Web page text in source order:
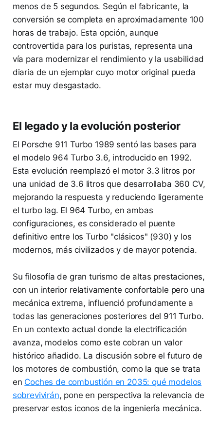
menos de 5 segundos. Según el fabricante, la
conversión se completa en aproximadamente 100
horas de trabajo. Esta opción, aunque
controvertida para los puristas, representa una
vía para modernizar el rendimiento y la usabilidad
diaria de un ejemplar cuyo motor original pueda
estar muy desgastado.
El legado y la evolución posterior
El Porsche 911 Turbo 1989 sentó las bases para
el modelo 964 Turbo 3.6, introducido en 1992.
Esta evolución reemplazó el motor 3.3 litros por
una unidad de 3.6 litros que desarrollaba 360 CV,
mejorando la respuesta y reduciendo ligeramente
el turbo lag. El 964 Turbo, en ambas
configuraciones, es considerado el puente
definitivo entre los Turbo "clásicos" (930) y los
modernos, más civilizados y de mayor potencia.
Su filosofía de gran turismo de altas prestaciones,
con un interior relativamente confortable pero una
mecánica extrema, influenció profundamente a
todas las generaciones posteriores del 911 Turbo.
En un contexto actual donde la electrificación
avanza, modelos como este cobran un valor
histórico añadido. La discusión sobre el futuro de
los motores de combustión, como la que se trata
en Coches de combustión en 2035: qué modelos
sobrevivirán, pone en perspectiva la relevancia de
preservar estos iconos de la ingeniería mecánica.